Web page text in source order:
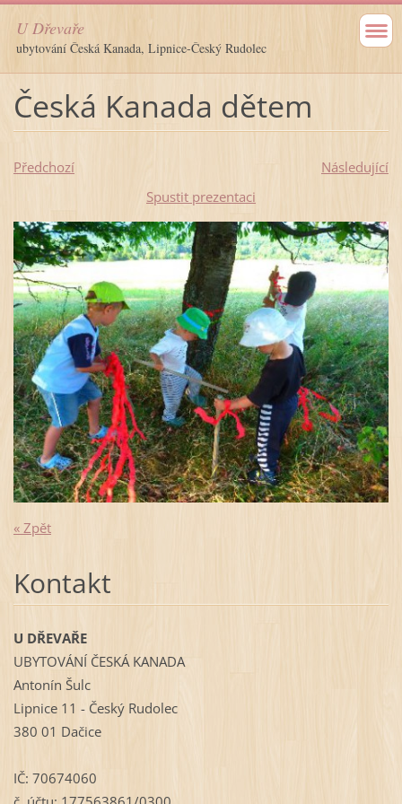
U Dřevaře
ubytování Česká Kanada, Lipnice-Český Rudolec
Česká Kanada dětem
Předchozí
Následující
Spustit prezentaci
« Zpět
Kontakt
U DŘEVAŘE
UBYTOVÁNÍ ČESKÁ KANADA
Antonín Šulc
Lipnice 11 - Český Rudolec
380 01 Dačice
IČ: 70674060